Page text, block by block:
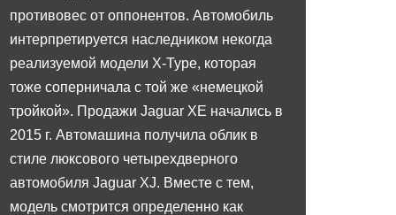
противовес от оппонентов. Автомобиль
интерпретируется наследником некогда
реализуемой модели X-Type, которая
тоже соперничала с той же «немецкой
тройкой». Продажи Jaguar XE начались в
2015 г. Автомашина получила облик в
стиле люксового четырехдверного
автомобиля Jaguar XJ. Вместе с тем,
модель смотрится определенно как